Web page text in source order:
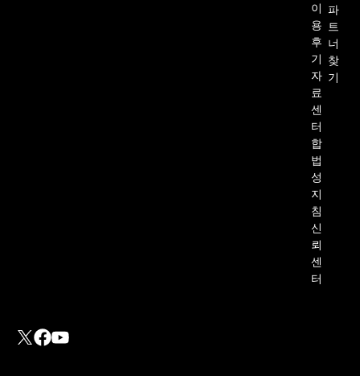
이
용
후
기
자
료
센
터
합
법
성
지
침
신
뢰
센
터
파
트
너
찾
기